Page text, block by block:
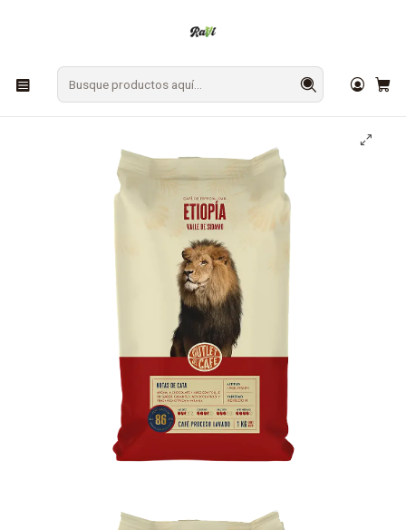
Café de Especialidad en Grano Etiopía 1 Kg 100% Arábica